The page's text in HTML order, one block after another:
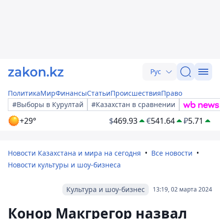
Рус
ПолитикаМирФинансыСтатьиПроисшествияПраво
#Выборы в Курултай
#Казахстан в сравнении
+29° $469.93 €541.64 ₽5.71
Новости Казахстана и мира на сегодня
Все новости
Новости культуры и шоу-бизнеса
13:19, 02 марта 2024
Культура и шоу-бизнес
Конор Макгрегор назвал